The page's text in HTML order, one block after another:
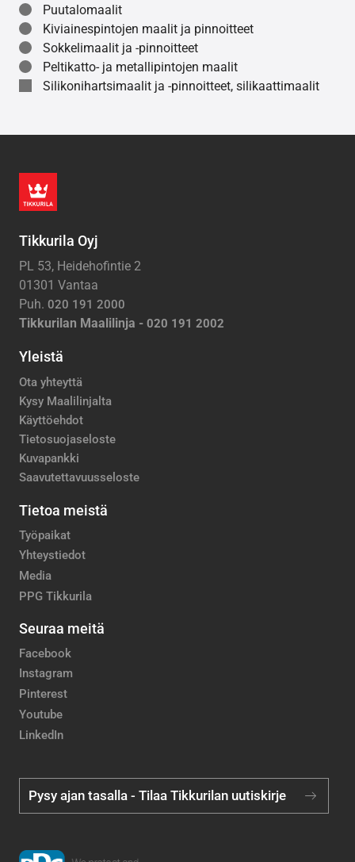
Puutalomaalit
Kiviainespintojen maalit ja pinnoitteet
Sokkelimaalit ja -pinnoitteet
Peltikatto- ja metallipintojen maalit
Silikonihartsimaalit ja -pinnoitteet, silikaattimaalit
Tikkurila Oyj
PL 53, Heidehofintie 2
01301 Vantaa
Puh. 020 191 2000
Tikkurilan Maalilinja - 020 191 2002
Yleistä
Ota yhteyttä
Kysy Maalilinjalta
Käyttöehdot
Tietosuojaseloste
Kuvapankki
Saavutettavuusseloste
Tietoa meistä
Työpaikat
Yhteystiedot
Media
PPG Tikkurila
Seuraa meitä
Facebook
Instagram
Pinterest
Youtube
LinkedIn
Pysy ajan tasalla - Tilaa Tikkurilan uutiskirje